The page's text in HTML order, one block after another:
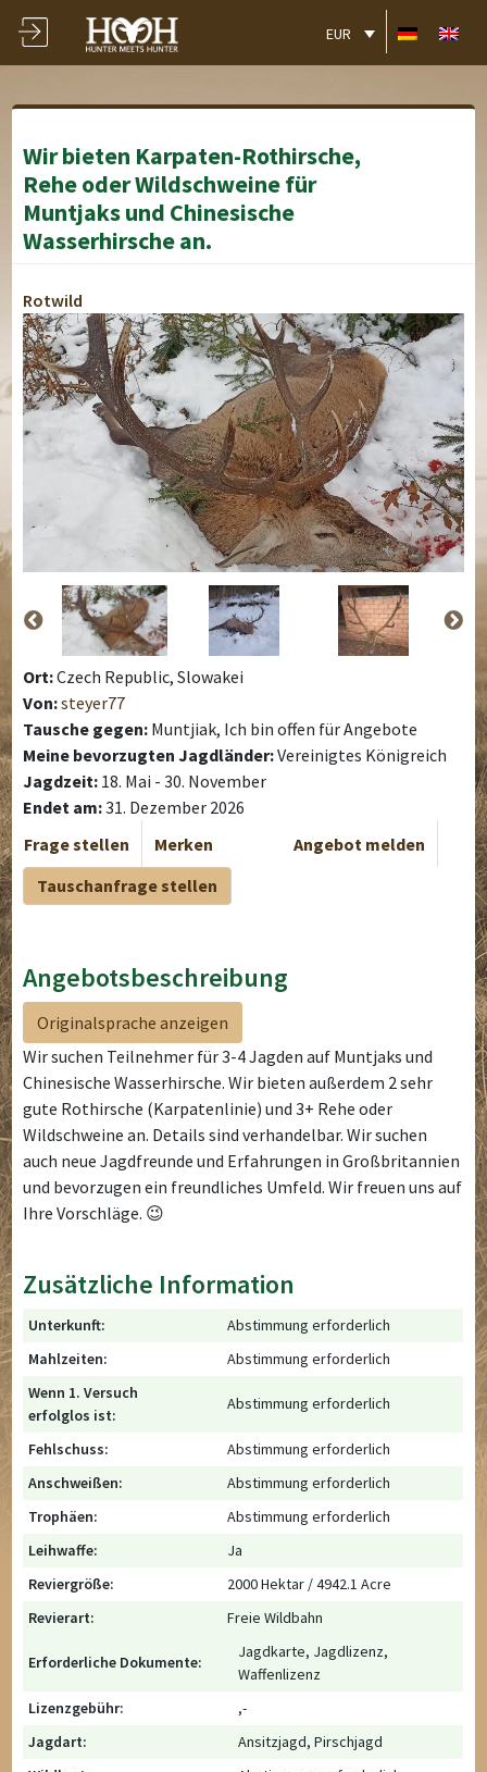
EUR
Wir bieten Karpaten-Rothirsche,
Rehe oder Wildschweine für
Muntjaks und Chinesische
Wasserhirsche an.
Rotwild
Ort:Czech Republic, Slowakei
Von:steyer77
Tausche gegen: Muntjiak, Ich bin offen für Angebote
Meine bevorzugten Jagdländer:Vereinigtes Königreich
Jagdzeit: 18. Mai - 30. November
Endet am:31. Dezember 2026
Frage stellen
Merken
Angebot melden
Tauschanfrage stellen
Angebotsbeschreibung
Originalsprache anzeigen
Wir suchen Teilnehmer für 3-4 Jagden auf Muntjaks und
Chinesische Wasserhirsche. Wir bieten außerdem 2 sehr
gute Rothirsche (Karpatenlinie) und 3+ Rehe oder
Wildschweine an. Details sind verhandelbar. Wir suchen
auch neue Jagdfreunde und Erfahrungen in Großbritannien
und bevorzugen ein freundliches Umfeld. Wir freuen uns auf
Ihre Vorschläge. 😉
Zusätzliche Information
Unterkunft:
Abstimmung erforderlich
Mahlzeiten:
Abstimmung erforderlich
Wenn 1. Versuch
erfolglos ist:
Abstimmung erforderlich
Fehlschuss:
Abstimmung erforderlich
Anschweißen:
Abstimmung erforderlich
Trophäen:
Abstimmung erforderlich
Leihwaffe:
Ja
Reviergröße:
2000 Hektar / 4942.1 Acre
Revierart:
Freie Wildbahn
Erforderliche Dokumente:
Jagdkarte, Jagdlizenz,
Waffenlizenz
Lizenzgebühr:
,-
Jagdart:
Ansitzjagd, Pirschjagd